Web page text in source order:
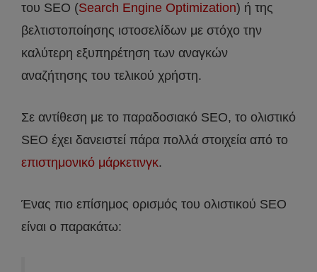
του SEO (Search Engine Optimization) ή της
βελτιστοποίησης ιστοσελίδων με στόχο την
καλύτερη εξυπηρέτηση των αναγκών
αναζήτησης του τελικού χρήστη.
Σε αντίθεση με το παραδοσιακό SEO, το ολιστικό
SEO έχει δανειστεί πάρα πολλά στοιχεία από το
επιστημονικό μάρκετινγκ.
Ένας πιο επίσημος ορισμός του ολιστικού SEO
είναι ο παρακάτω: